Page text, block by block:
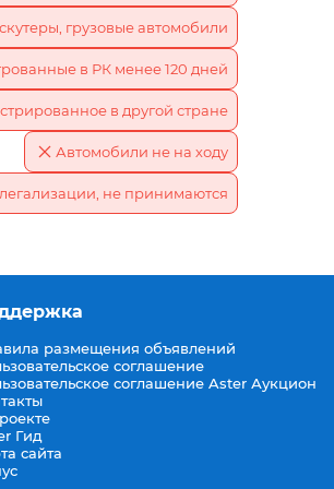
грузовые автомобили
в РК менее 120 дней
в другой стране
Автомобили не на ходу
не принимаются
размещения объявлений
соглашение
соглашение Aster Аукцион
Гид
сайта